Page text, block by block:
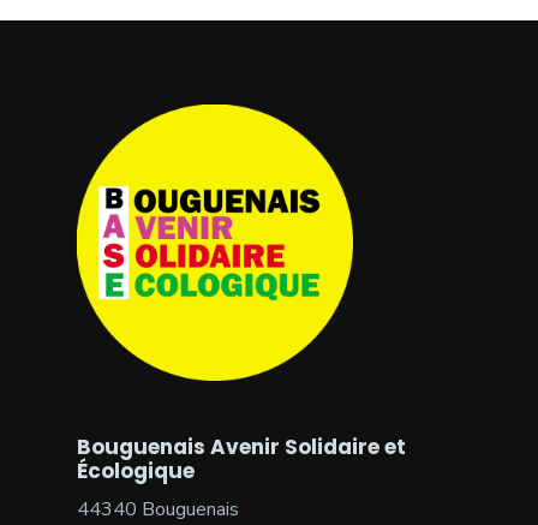
Bouguenais Avenir Solidaire et
Écologique
44340 Bouguenais